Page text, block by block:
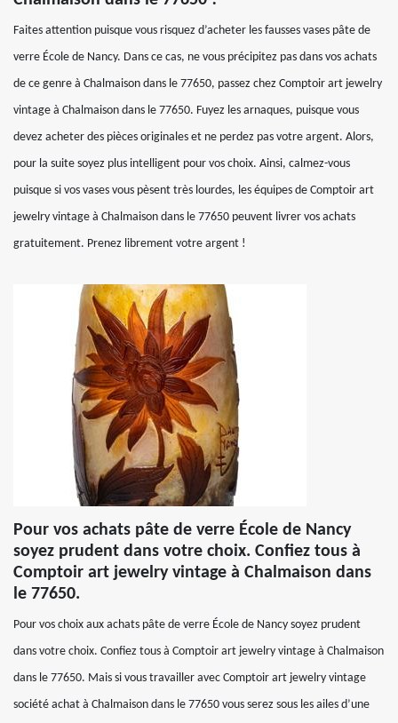
Faites attention puisque vous risquez d’acheter les fausses vases pâte de
verre École de Nancy. Dans ce cas, ne vous précipitez pas dans vos achats
de ce genre à Chalmaison dans le 77650, passez chez Comptoir art jewelry
vintage à Chalmaison dans le 77650. Fuyez les arnaques, puisque vous
devez acheter des pièces originales et ne perdez pas votre argent. Alors,
pour la suite soyez plus intelligent pour vos choix. Ainsi, calmez-vous
puisque si vos vases vous pèsent très lourdes, les équipes de Comptoir art
jewelry vintage à Chalmaison dans le 77650 peuvent livrer vos achats
gratuitement. Prenez librement votre argent !
Pour vos achats pâte de verre École de Nancy
soyez prudent dans votre choix. Confiez tous à
Comptoir art jewelry vintage à Chalmaison dans
le 77650.
Pour vos choix aux achats pâte de verre École de Nancy soyez prudent
dans votre choix. Confiez tous à Comptoir art jewelry vintage à Chalmaison
dans le 77650. Mais si vous travailler avec Comptoir art jewelry vintage
société achat à Chalmaison dans le 77650 vous serez sous les ailes d’une